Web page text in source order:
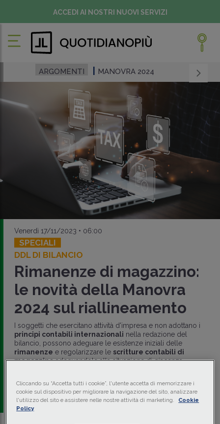
ACCEDI AI NOSTRI NUOVI SERVIZI
ARGOMENTI MANOVRA 2024
Venerdì 17/11/2023 • 06:00
SPECIALI
DDL DI BILANCIO
Rimanenze di magazzino:
le novità della Manovra
2024 sul riallineamento
I soggetti che esercitano attività d'impresa e non adottano i
principi contabili internazionali nella redazione del
bilancio, possono adeguare le esistenze iniziali delle
rimanenze e regolarizzare le scritture contabili di
magazzinoadeguandole alla situazione di giacenza
diMarco Nessi-Dottore Commercialista e Revisore
Legale
Cliccando su “Accetta tutti i cookie”, l'utente accetta di memorizzare i
cookie sul dispositivo per migliorare la navigazione del sito, analizzare
l'utilizzo del sito e assistere nelle nostre attività di marketing.
Cookie
Policy